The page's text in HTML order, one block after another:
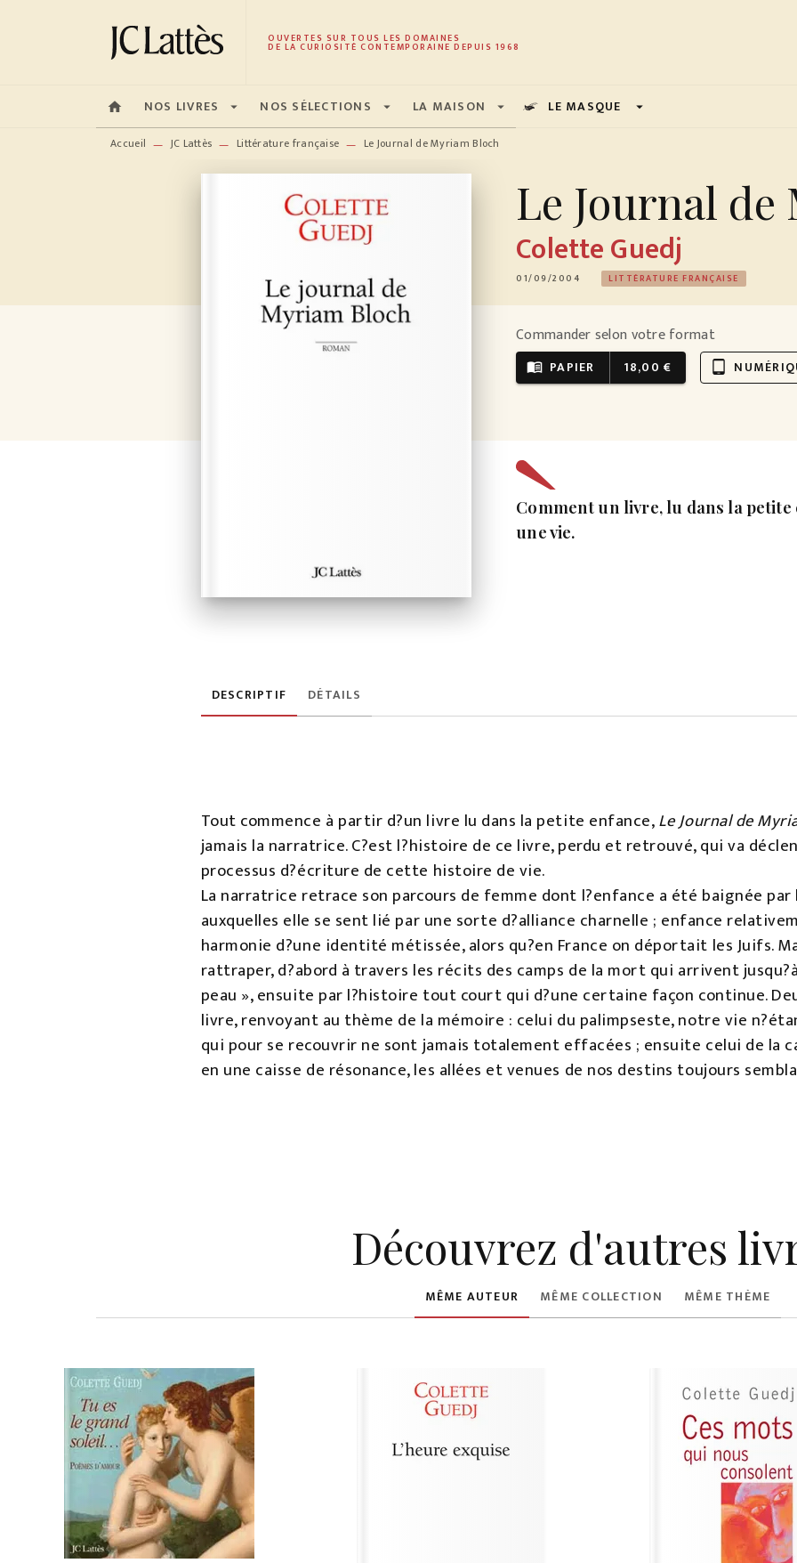
MENU RECHERCHE CONTENU PIED DE PAGE
OUVERTES SUR TOUS LES DOMAINES
DE LA CURIOSITÉ CONTEMPORAINE DEPUIS 1968
home NOS LIVRES arrow_drop_down NOS SÉLECTIONS arrow_drop_down LA MAISON arrow_drop_down LE MASQUE arrow_drop_down
Accueil — JC Lattès — Littérature française — Le Journal de Myriam Bloch
Le Journal
Colette Guedj
01/09/2004 LITTÉRATURE FRANÇAISE
Commander selon votre format
menu_book PAPIER 18,00 € tablet_android
Comment un livre, lu dans la
une vie.
DESCRIPTIF DÉTAILS
Tout commence à partir d?un livre lu dans la petite enfance,Le Journal de
jamais la narratrice. C?est l?histoire de ce livre, perdu et retrouvé, qui va
processus d?écriture de cette histoire de vie.
La narratrice retrace son parcours de femme dont l?enfance a été baignée
auxquelles elle se sent lié par une sorte d?alliance charnelle ; enfance
harmonie d?une identité métissée, alors qu?en France on déportait les Juifs.
rattraper, d?abord à travers les récits des camps de la mort qui arrivent
peau », ensuite par l?histoire tout court qui d?une certaine façon continue.
livre, renvoyant au thème de la mémoire : celui du palimpseste, notre vie
qui pour se recouvrir ne sont jamais totalement effacées ; ensuite celui de la
en une caisse de résonance, les allées et venues de nos destins toujours
Découvrez d'autres
MÊME AUTEUR MÊME COLLECTION MÊME THÈME